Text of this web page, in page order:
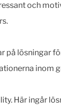
och
på lösningar
inom
Här ingår